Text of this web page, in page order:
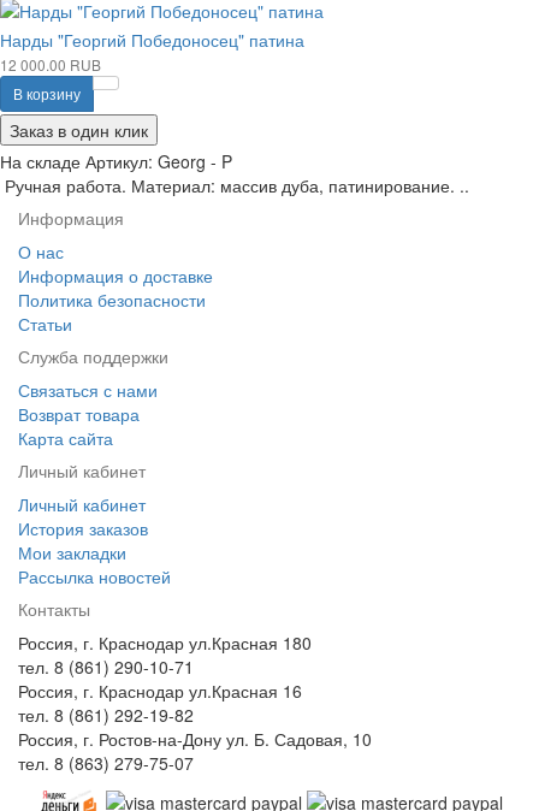
Нарды "Георгий Победоносец" патина
12 000.00 RUB
В корзину
Заказ в один клик
На складе Артикул: Georg - P
Ручная работа. Материал: массив дуба, патинирование. ..
Информация
О нас
Информация о доставке
Политика безопасности
Статьи
Служба поддержки
Связаться с нами
Возврат товара
Карта сайта
Личный кабинет
Личный кабинет
История заказов
Мои закладки
Рассылка новостей
Контакты
Россия, г. Краснодар ул.Красная 180
тел. 8 (861) 290-10-71
Россия, г. Краснодар ул.Красная 16
тел. 8 (861) 292-19-82
Россия, г. Ростов-на-Дону ул. Б. Садовая, 10
тел. 8 (863) 279-75-07